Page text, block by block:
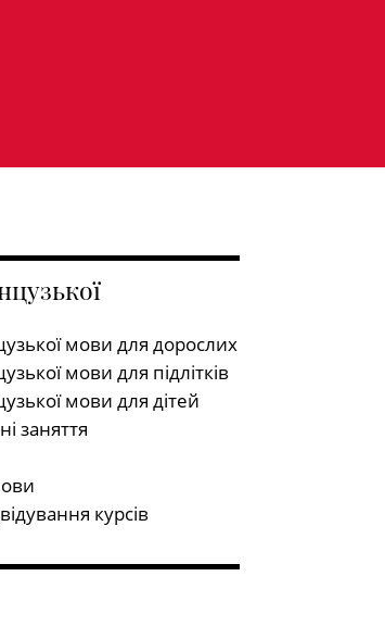
мови для дорослих
мови для підлітків
мови для дітей
заняття
курсів